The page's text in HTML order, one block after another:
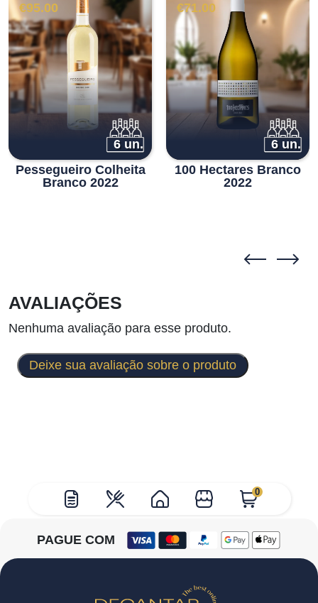
0
€95.00
6 un.
Pessegueiro Colheita
Branco 2022
€71.00
6 un.
100 Hectares Branco
2022
AVALIAÇÕES
Nenhuma avaliação para esse produto.
Deixe sua avaliação sobre o produto
PAGUE COM